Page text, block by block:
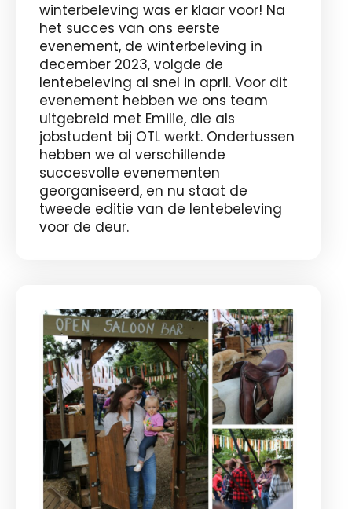
winterbeleving was er klaar voor! Na
het succes van ons eerste
evenement, de winterbeleving in
december 2023, volgde de
lentebeleving al snel in april. Voor dit
evenement hebben we ons team
uitgebreid met Emilie, die als
jobstudent bij OTL werkt. Ondertussen
hebben we al verschillende
succesvolle evenementen
georganiseerd, en nu staat de
tweede editie van de lentebeleving
voor de deur.